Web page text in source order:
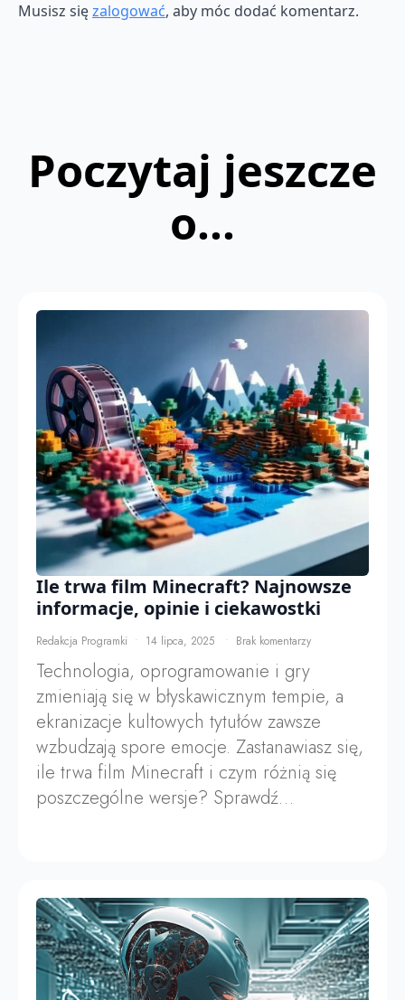
Musisz sięzalogować, aby móc dodać komentarz.
Poczytaj jeszcze
o...
Ile trwa film Minecraft? Najnowsze
informacje, opinie i ciekawostki
Redakcja Programki 14 lipca, 2025 Brak komentarzy
Technologia, oprogramowanie i gry
zmieniają się w błyskawicznym tempie, a
ekranizacje kultowych tytułów zawsze
wzbudzają spore emocje. Zastanawiasz się,
ile trwa film Minecraft i czym różnią się
poszczególne wersje? Sprawdź…